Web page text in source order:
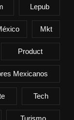
Lepub
Mkt
Product
Mexicanos
Tech
Turismo